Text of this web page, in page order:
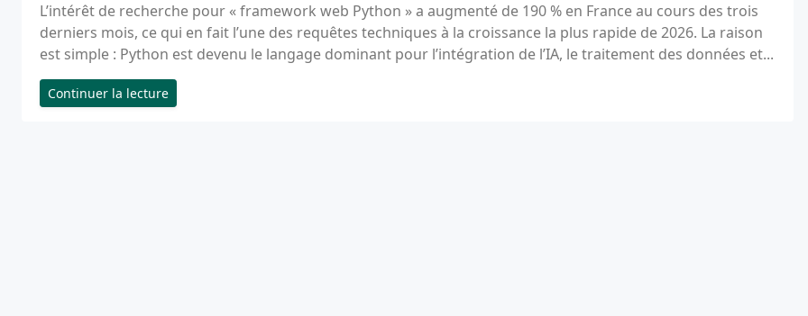
L’intérêt de recherche pour « framework web Python » a augmenté de 190 % en France au cours des trois
derniers mois, ce qui en fait l’une des requêtes techniques à la croissance la plus rapide de 2026. La raison
est simple : Python est devenu le langage dominant pour l’intégration de l’IA, le traitement des données et...
Continuer la lecture